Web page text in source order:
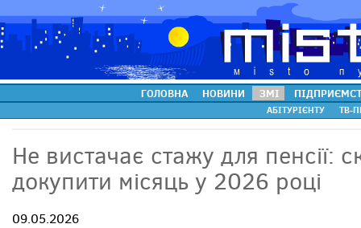
ГОЛОВНА НОВИНИ ЗМІ
АБІТУРІЄНТУ ТВ-
Не вистачає стажу для пенсії:
докупити місяць у 2026 році
09.05.2026